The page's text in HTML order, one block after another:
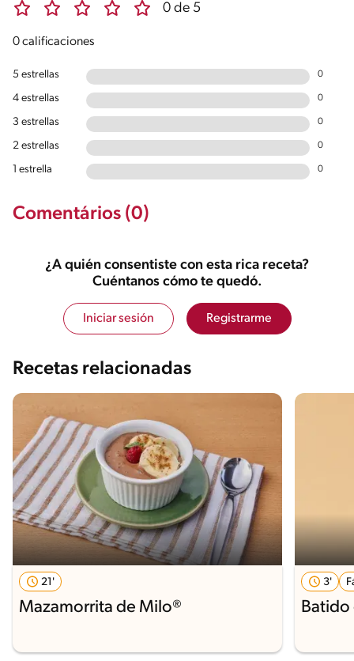
0 de 5
0 calificaciones
5 estrellas 0
4 estrellas 0
3 estrellas 0
2 estrellas 0
1 estrella 0
Comentários (0)
¿A quién consentiste con esta rica receta?
Cuéntanos cómo te quedó.
Iniciar sesión Registrarme
Recetas relacionadas
21'
Mazamorrita de Milo®
3'
Batido